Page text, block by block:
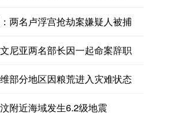
两名卢浮宫抢劫案嫌疑人被捕
尼亚两名部长因一起命案辞职
部分地区因粮荒进入灾难状态
附近海域发生6.2级地震